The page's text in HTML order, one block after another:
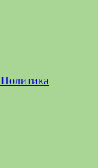
Политика